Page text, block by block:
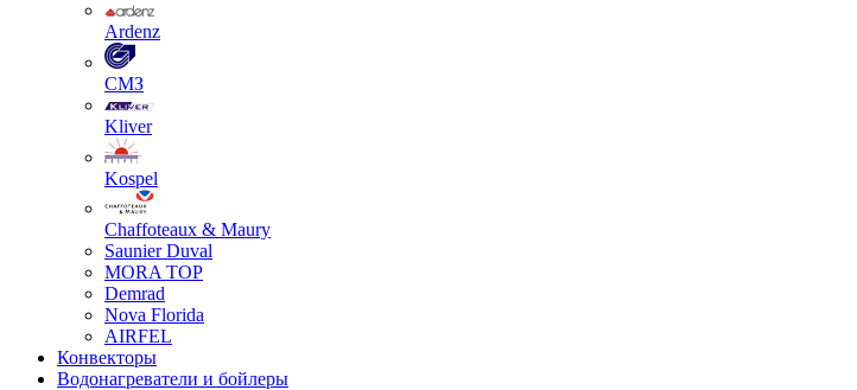
Ardenz
СМЗ
Kliver
Kospel
Chaffoteaux & Maury
Saunier Duval
MORA TOP
Demrad
Nova Florida
AIRFEL
Конвекторы
Водонагреватели и бойлеры